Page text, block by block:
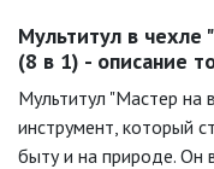
Мультитул в чехле
(8 в 1) - описание
Мультитул "Мастер на
инструмент, который
быту и на природе. Он